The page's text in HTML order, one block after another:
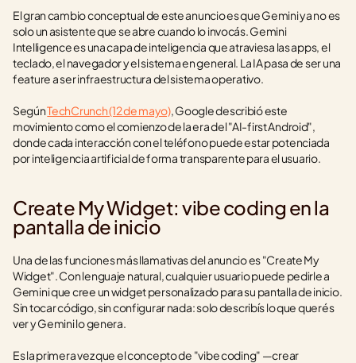
El gran cambio conceptual de este anuncio es que Gemini ya no es
solo un asistente que se abre cuando lo invocás. Gemini
Intelligence es una capa de inteligencia que atraviesa las apps, el
teclado, el navegador y el sistema en general. La IA pasa de ser una
feature a ser infraestructura del sistema operativo.
Según TechCrunch (12 de mayo), Google describió este
movimiento como el comienzo de la era del "AI-first Android",
donde cada interacción con el teléfono puede estar potenciada
por inteligencia artificial de forma transparente para el usuario.
Create My Widget: vibe coding en la
pantalla de inicio
Una de las funciones más llamativas del anuncio es "Create My
Widget". Con lenguaje natural, cualquier usuario puede pedirle a
Gemini que cree un widget personalizado para su pantalla de inicio.
Sin tocar código, sin configurar nada: solo describís lo que querés
ver y Gemini lo genera.
Es la primera vez que el concepto de "vibe coding" —crear